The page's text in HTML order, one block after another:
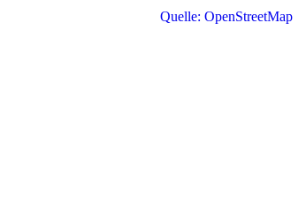
Quelle: OpenStreetMap